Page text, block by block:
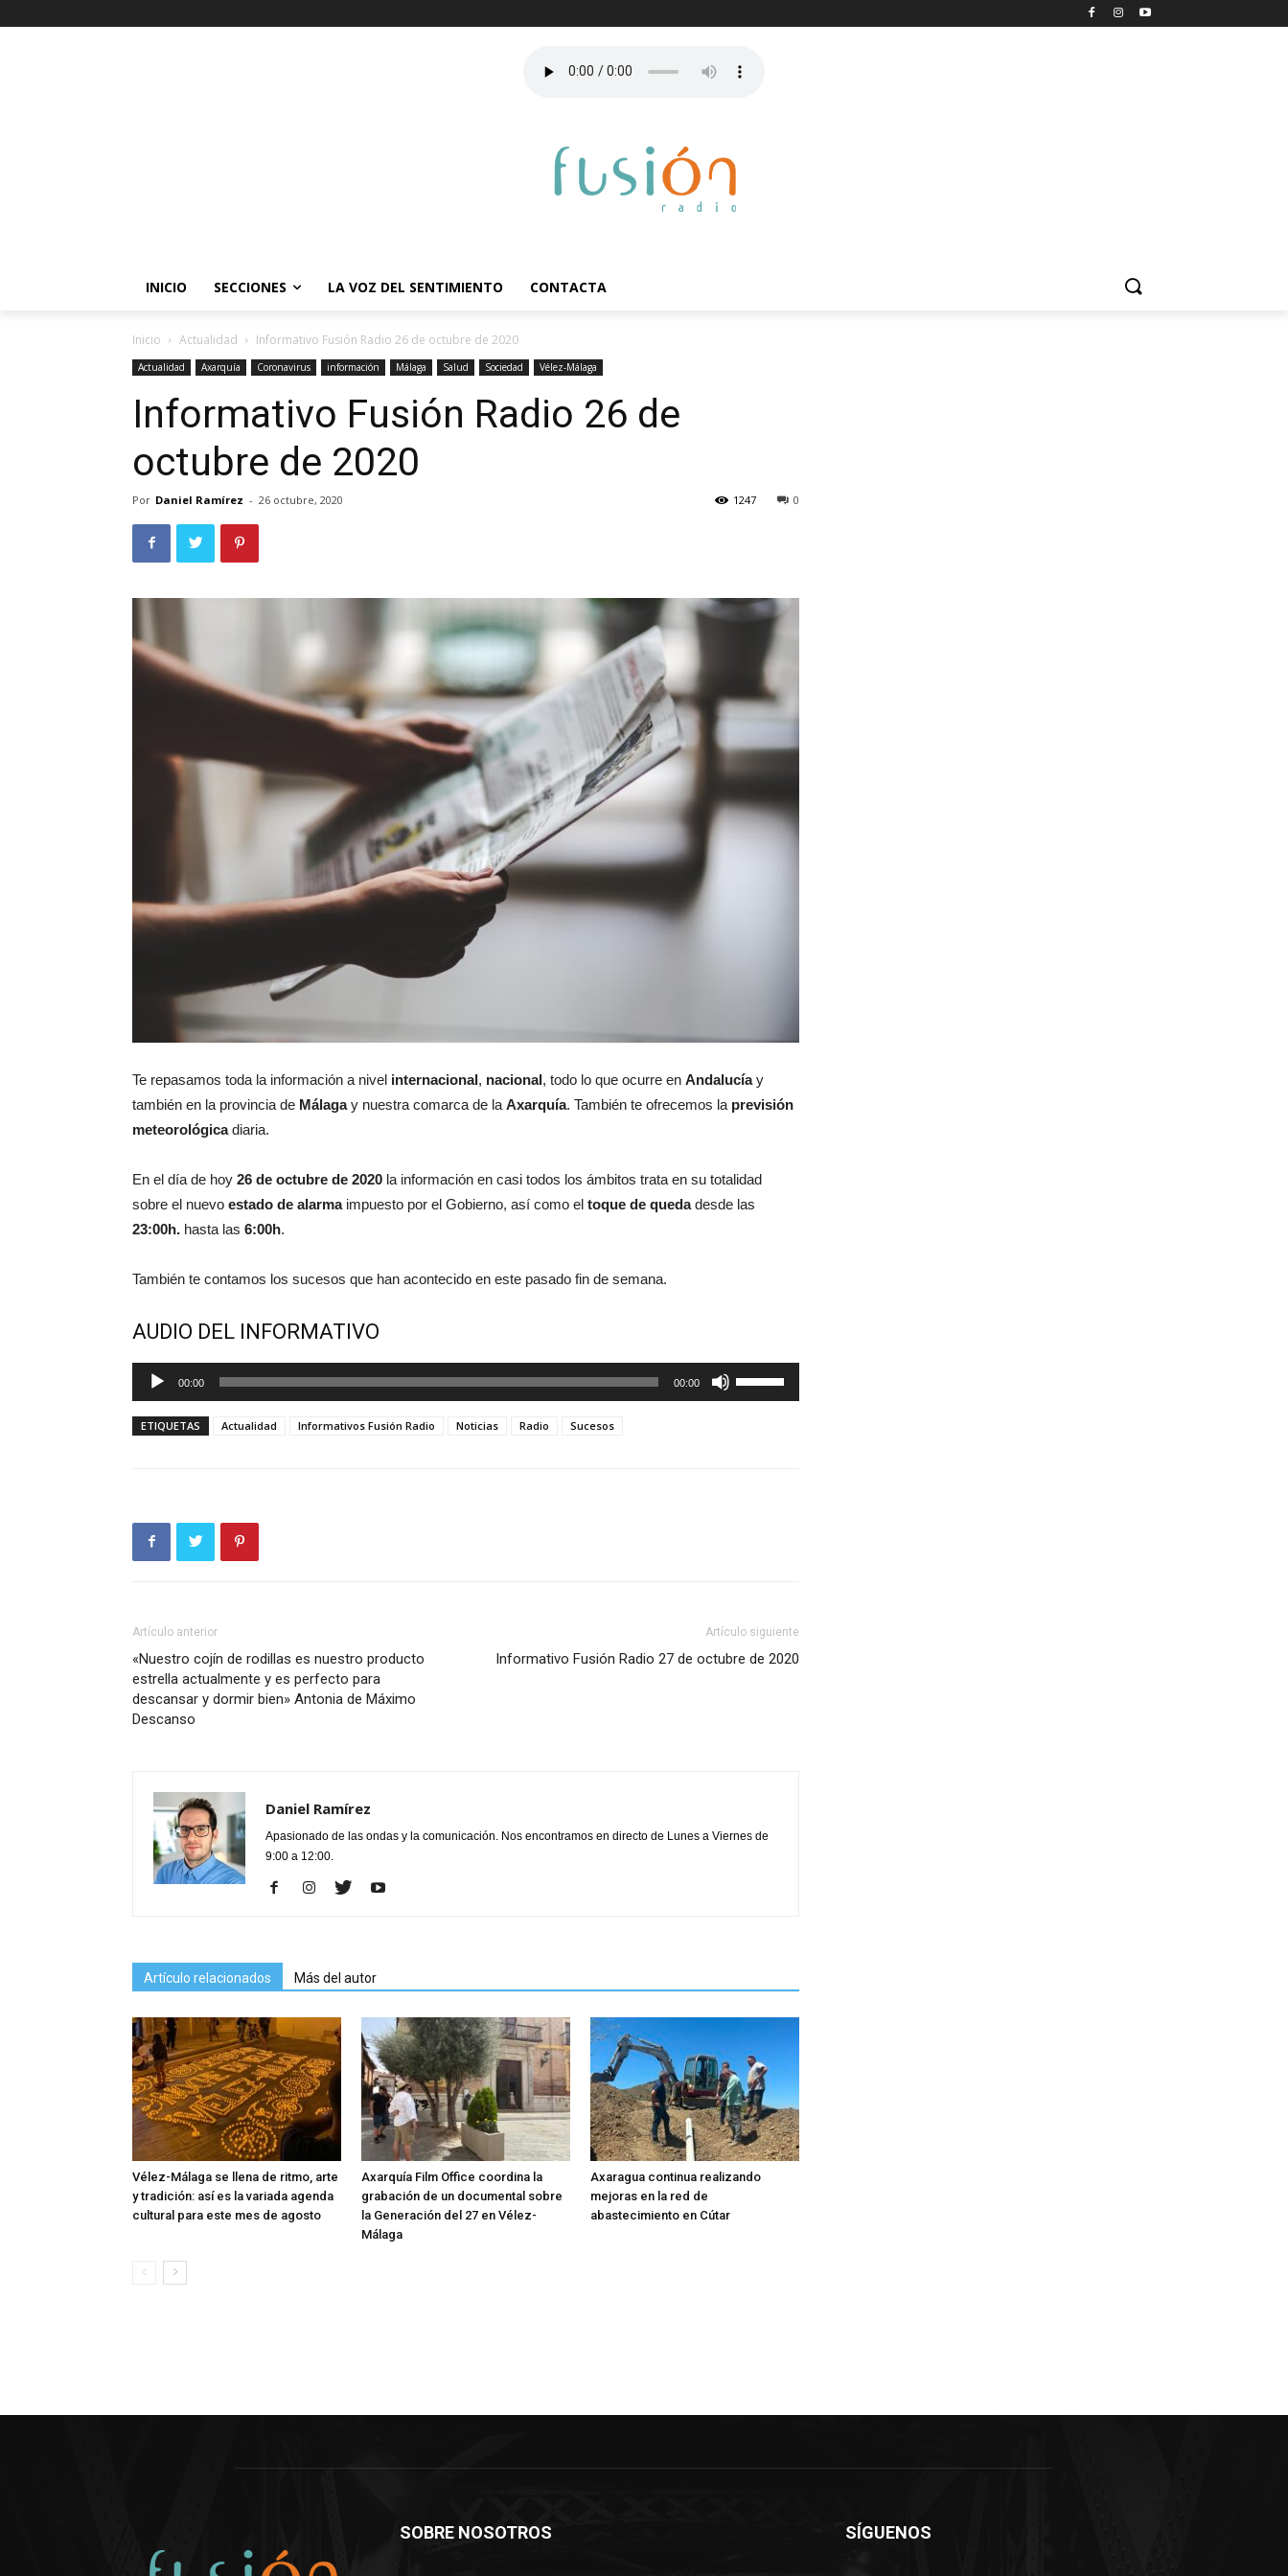
INICIO SECCIONES LA VOZ DEL SENTIMIENTO CONTACTA
Inicio Actualidad Informativo Fusión Radio 26 de octubre de 2020
Actualidad Axarquía Coronavirus información Málaga Salud Sociedad Vélez-Málaga
Informativo Fusión Radio 26 de
octubre de 2020
Por Daniel Ramírez - 26 octubre, 2020 0
1247
Te repasamos toda la información a nivel internacional, nacional, todo lo que ocurre en Andalucíay
también en la provincia de Málagay nuestra comarca de la Axarquía. También te ofrecemos la previsión
meteorológicadiaria.
En el día de hoy 26 de octubre de 2020 la información en casi todos los ámbitos trata en su totalidad
sobre el nuevo estado de alarmaimpuesto por el Gobierno, así como el toque de quedadesde las
23:00h. hasta las 6:00h.
También te contamos los sucesos que han acontecido en este pasado fin de semana.
AUDIO DEL INFORMATIVO
Reproductor
de
audio
00:00 00:00
las
el
ETIQUETAS Actualidad Informativos Fusión Radio Noticias Radio Sucesos
Artículo anterior
«Nuestro cojín de rodillas es nuestro producto
estrella actualmente y es perfecto para
descansar y dormir bien» Antonia de Máximo
Descanso
Artículo siguiente
Informativo Fusión Radio 27 de octubre de 2020
Daniel Ramírez
Apasionado de las ondas y la comunicación. Nos encontramos en directo de Lunes a Viernes de
9:00 a 12:00.
Artículo relacionados Más del autor
Vélez-Málaga se llena de ritmo, arte
y tradición: así es la variada agenda
cultural para este mes de agosto
Axarquía Film Office coordina la
grabación de un documental sobre
la Generación del 27 en Vélez-
Málaga
Axaragua continua realizando
mejoras en la red de
abastecimiento en Cútar
SOBRE NOSOTROS SÍGUENOS